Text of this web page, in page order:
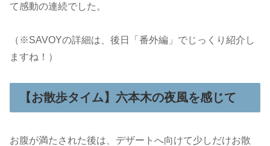
て感動の連続でした。
（※SAVOYの詳細は、後日「番外編」でじっくり紹介し
ますね！）
【お散歩タイム】六本木の夜風を感じて
お腹が満たされた後は、デザートへ向けて少しだけお散